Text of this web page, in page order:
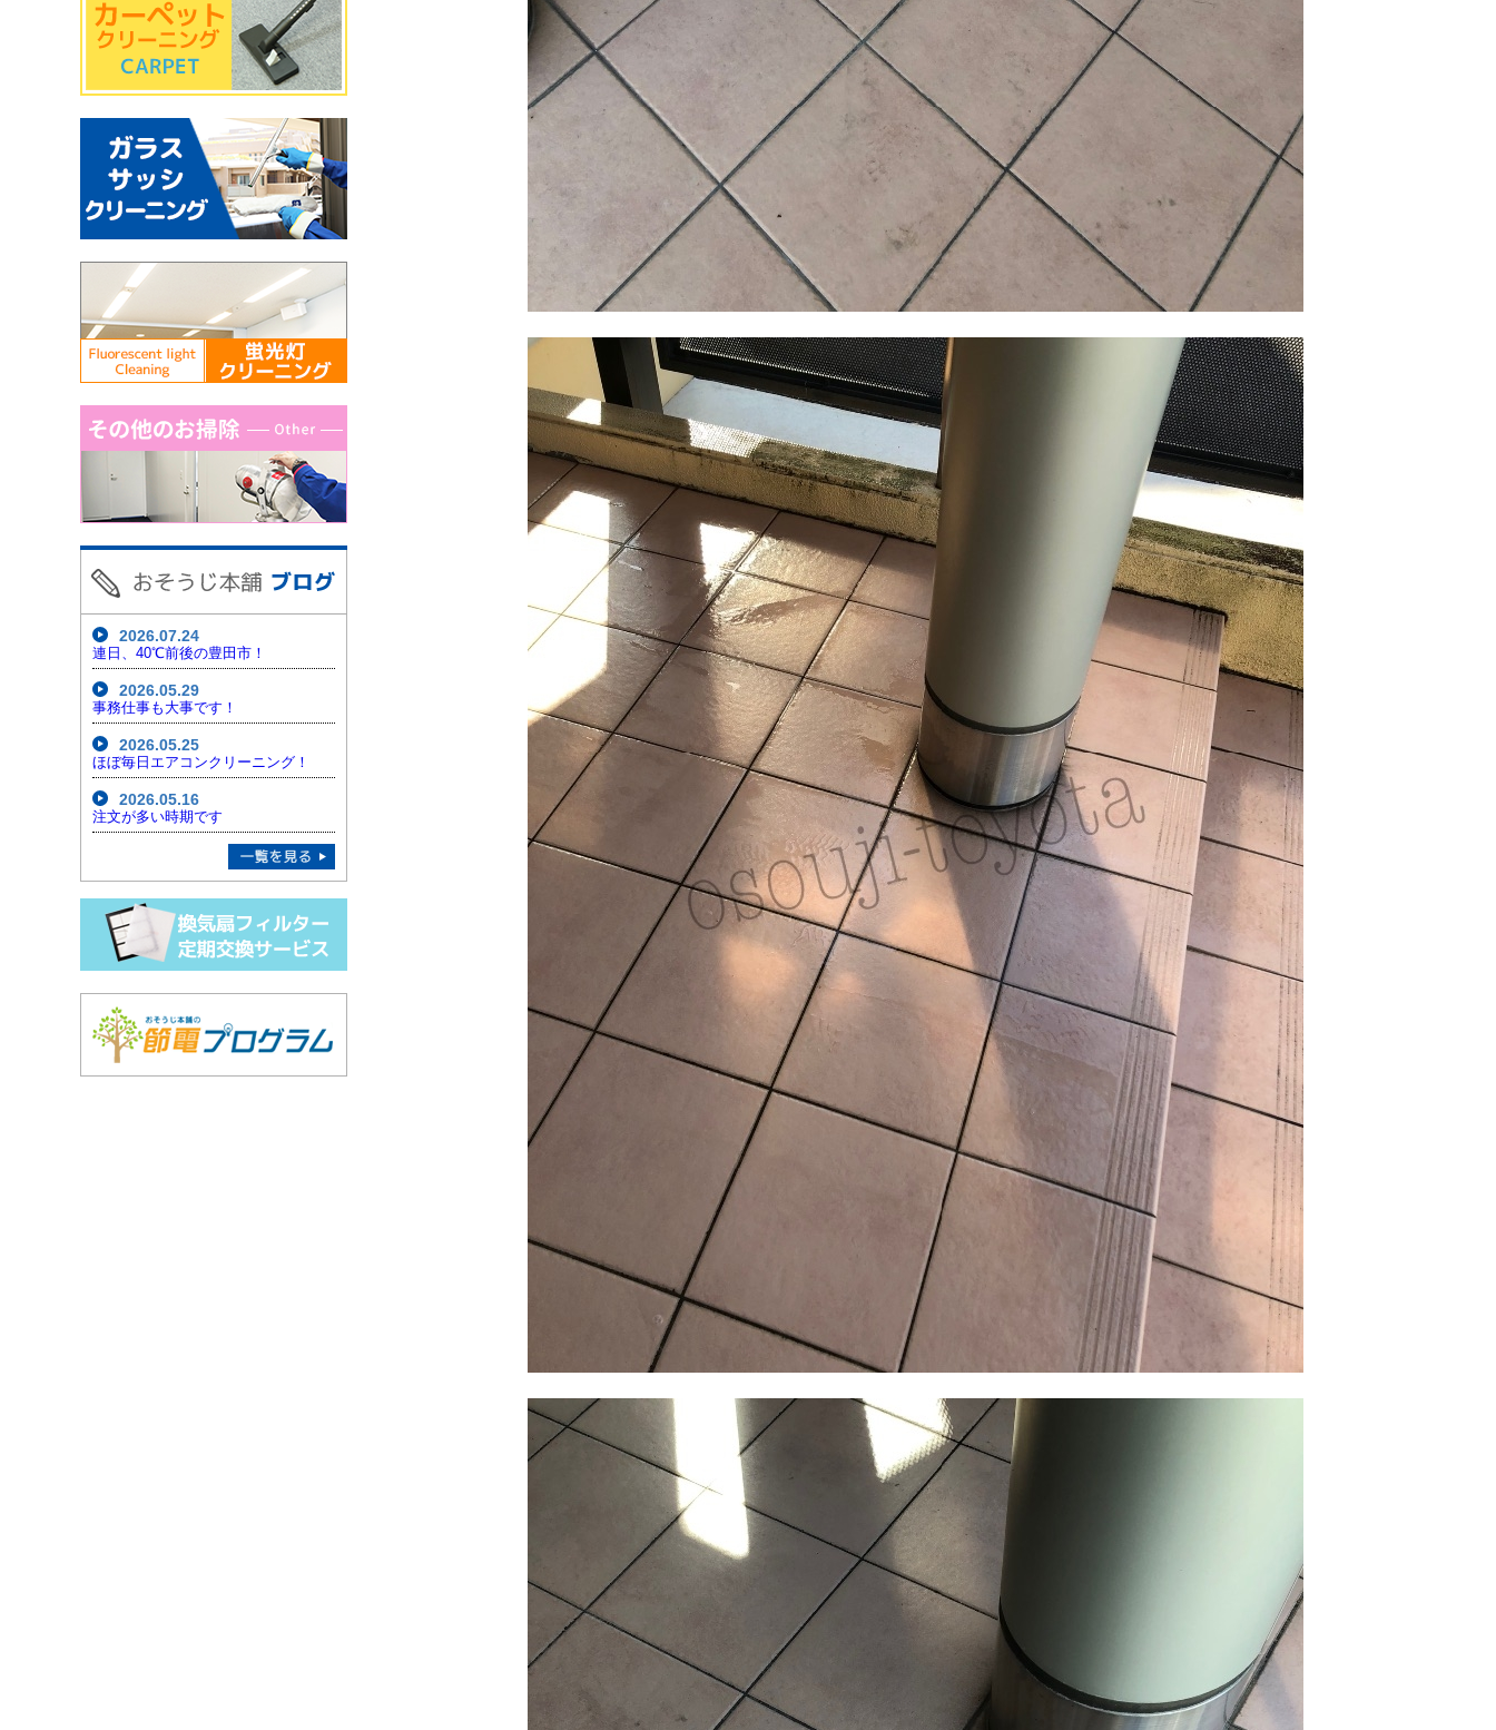
2026.07.24
連日、40℃前後の豊田市！
2026.05.29
事務仕事も大事です！
2026.05.25
ほぼ毎日エアコンクリーニング！
2026.05.16
注文が多い時期です